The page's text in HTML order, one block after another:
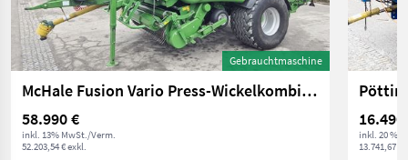
Gebrauchtmaschine
McHale Fusion Vario Press-Wickelkombination
58.990 €
inkl. 13% MwSt./Verm.
52.203,54 € exkl.
16.490
inkl. 20 %
13.741,67 €